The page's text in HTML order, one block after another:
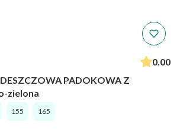
0.00
PADOKOWA Z
zielona
155 165